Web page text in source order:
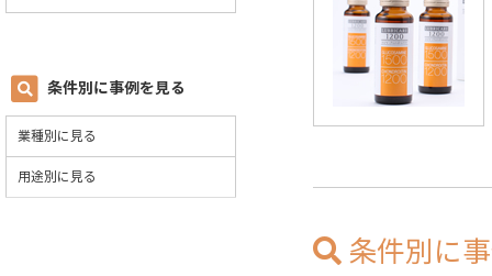
条件別に
条件別に事例を見る
業種別に見る
用途別に見る